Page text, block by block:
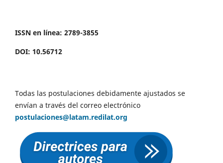
ISSN en línea: 2789-3855
DOI: 10.56712
Todas las postulaciones debidamente ajustados se
envían a través del correo electrónico
postulaciones@latam.redilat.org